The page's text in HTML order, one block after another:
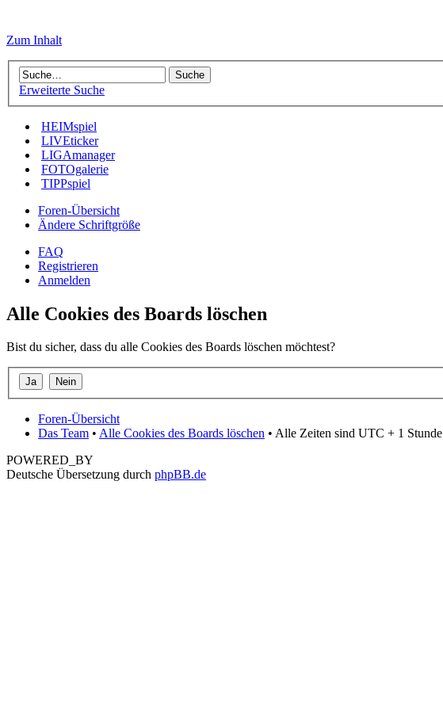
Zum Inhalt
Erweiterte Suche
HEIMspiel
LIVEticker
LIGAmanager
FOTOgalerie
TIPPspiel
Foren-Übersicht
Ändere Schriftgröße
FAQ
Registrieren
Anmelden
Alle Cookies des Boards löschen
Bist du sicher, dass du alle Cookies des Boards löschen möchtest?
Foren-Übersicht
Das Team • Alle Cookies des Boards löschen • Alle Zeiten sind UTC + 1 Stunde
POWERED_BY
Deutsche Übersetzung durch phpBB.de